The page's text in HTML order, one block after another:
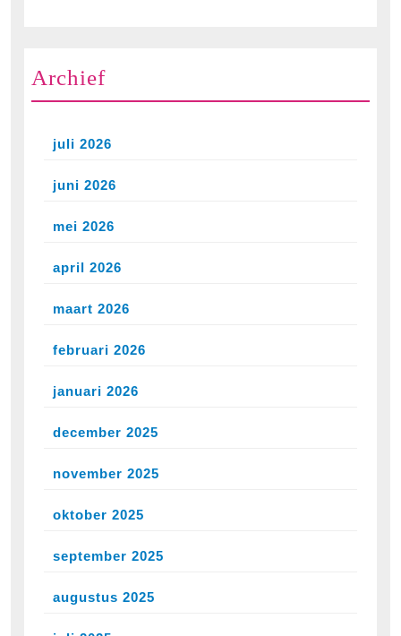
Archief
juli 2026
juni 2026
mei 2026
april 2026
maart 2026
februari 2026
januari 2026
december 2025
november 2025
oktober 2025
september 2025
augustus 2025